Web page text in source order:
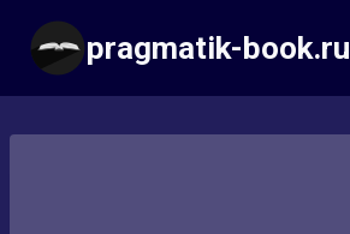
Перейти
содержимому
pragmatik-book.ru